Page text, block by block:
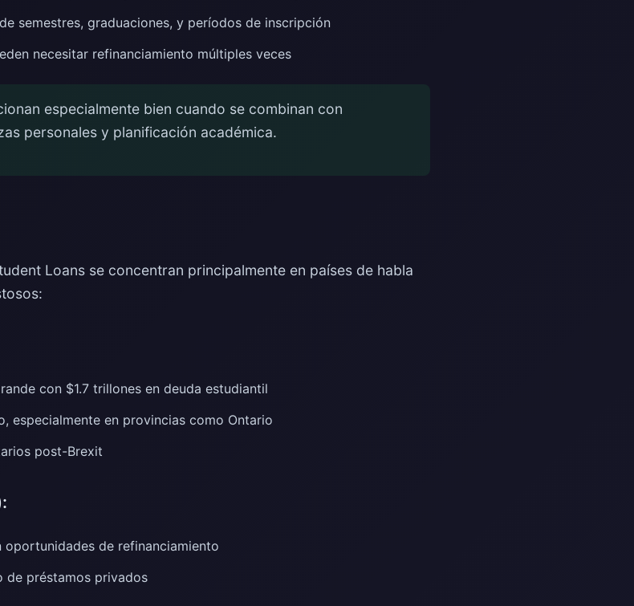
semestres, graduaciones, y períodos de inscripción
necesitar refinanciamiento múltiples veces
especialmente bien cuando se combinan con
personales y planificación académica.
Loans se concentran principalmente en países de habla
con $1.7 trillones en deuda estudiantil
especialmente en provincias como Ontario
post-Brexit
oportunidades de refinanciamiento
de préstamos privados